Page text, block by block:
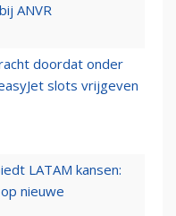
ANVR
doordat onder
slots vrijgeven
LATAM kansen:
nieuwe